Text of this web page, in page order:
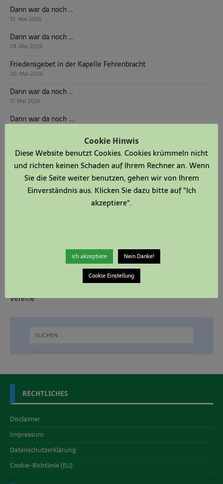
Dann war da noch …
31. Mai 2026
Dann war da noch …
24. Mai 2026
Friedensgebet in der Kapelle Fehrenbracht
20. Mai 2026
Dann war da noch …
17. Mai 2026
Dann war da noch ….
3. Mai 2026
Einladung zum Patronatsfest in Fehrenbracht
1. Mai 2026
Vereine
RECHTLICHES
Disclaimer
Impressum
Datenschutzerklärung
Cookie-Richtlinie (EU)
Cookie Hinwis
Diese Website benutzt Cookies. Cookies krümmeln nicht
und richten keinen Schaden auf Ihrem Rechner an. Wenn
Sie die Seite weiter benutzen, gehen wir von Ihrem
Einverständnis aus. Klicken Sie dazu bitte auf "Ich
akzeptiere".
Ich akzeptiere Nein Danke!
Cookie Einstellung